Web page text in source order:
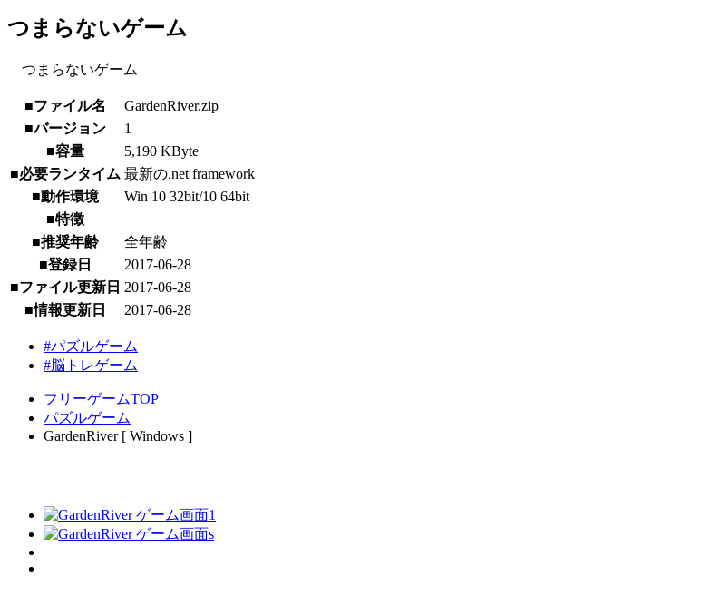
つまらないゲーム
つまらないゲーム
■ファイル名
GardenRiver.zip
■バージョン
1
■容量
5,190 KByte
■必要ランタイム 最新の.net framework
■動作環境
Win 10 32bit/10 64bit
■特徴
■推奨年齢
全年齢
■登録日
2017-06-28
■ファイル更新日 2017-06-28
■情報更新日
2017-06-28
#パズルゲーム
#脳トレゲーム
フリーゲームTOP
パズルゲーム
GardenRiver [ Windows ]